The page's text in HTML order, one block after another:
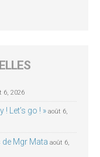
6, 2026
Let’s go ! » août 6,
de Mgr Mata août 6,